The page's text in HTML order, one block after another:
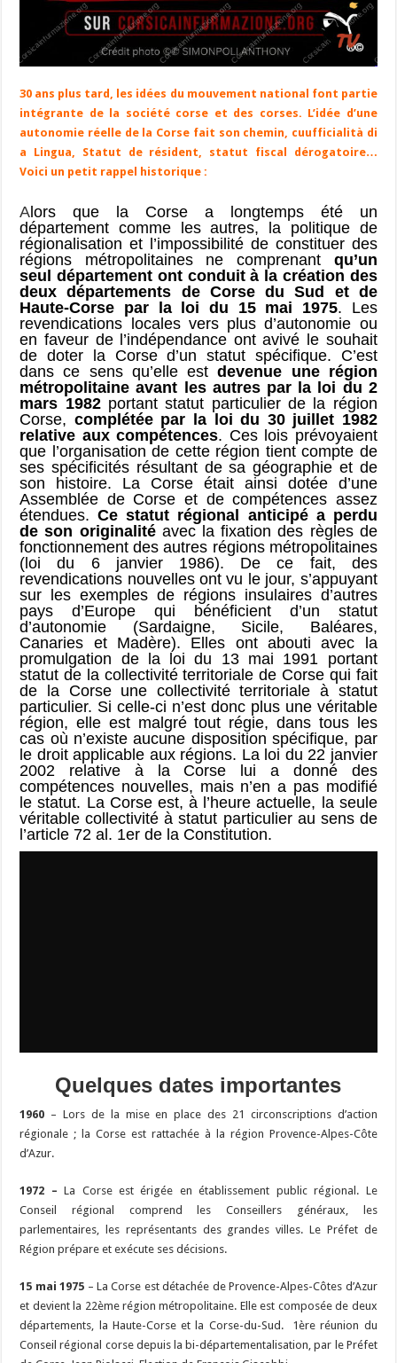
30 ans plus tard, les idées du mouvement national font partie
intégrante de la société corse et des corses. L’idée d’une
autonomie réelle de la Corse fait son chemin, cuufficialità di
a Lingua, Statut de résident, statut fiscal dérogatoire…
Voici un petit rappel historique :
A lors que la Corse a longtemps été un
département comme les autres, la politique de
régionalisation et l’impossibilité de constituer des
régions métropolitaines ne comprenant qu’un
seul département ont conduit à la création des
deux départements de Corse du Sud et de
Haute-Corse par la loi du 15 mai 1975. Les
revendications locales vers plus d’autonomie ou
en faveur de l’indépendance ont avivé le souhait
de doter la Corse d’un statut spécifique. C’est
dans ce sens qu’elle estdevenue une région
métropolitaine avant les autres par la loi du 2
mars 1982portant statut particulier de la région
Corse, complétée par la loi du 30 juillet 1982
relative aux compétences. Ces lois prévoyaient
que l’organisation de cette région tient compte de
ses spécificités résultant de sa géographie et de
son histoire. La Corse était ainsi dotée d’une
Assemblée de Corse et de compétences assez
étendues. Ce statut régional anticipé a perdu
de son originalitéavec la fixation des règles de
fonctionnement des autres régions métropolitaines
(loi du 6 janvier 1986). De ce fait, des
revendications nouvelles ont vu le jour, s’appuyant
sur les exemples de régions insulaires d’autres
pays d’Europe qui bénéficient d’un statut
d’autonomie (Sardaigne, Sicile, Baléares,
Canaries et Madère). Elles ont abouti avec la
promulgation de la loi du 13 mai 1991 portant
statut de la collectivité territoriale de Corse qui fait
de la Corse une collectivité territoriale à statut
particulier. Si celle-ci n’est donc plus une véritable
région, elle est malgré tout régie, dans tous les
cas où n’existe aucune disposition spécifique, par
le droit applicable aux régions. La loi du 22 janvier
2002 relative à la Corse lui a donné des
compétences nouvelles, mais n’en a pas modifié
le statut. La Corse est, à l’heure actuelle, la seule
véritable collectivité à statut particulier au sens de
l’article 72 al. 1er de la Constitution.
Quelques dates importantes
1960 – Lors de la mise en place des 21 circonscriptions d’action
régionale ; la Corse est rattachée à la région Provence-Alpes-Côte
d’Azur.
1972 – La Corse est érigée en établissement public régional. Le
Conseil régional comprend les Conseillers généraux, les
parlementaires, les représentants des grandes villes. Le Préfet de
Région prépare et exécute ses décisions.
15 mai 1975 – La Corse est détachée de Provence-Alpes-Côtes d’Azur
et devient la 22ème région métropolitaine. Elle est composée de deux
départements, la Haute-Corse et la Corse-du-Sud. 1ère réunion du
Conseil régional corse depuis la bi-départementalisation, par le Préfet